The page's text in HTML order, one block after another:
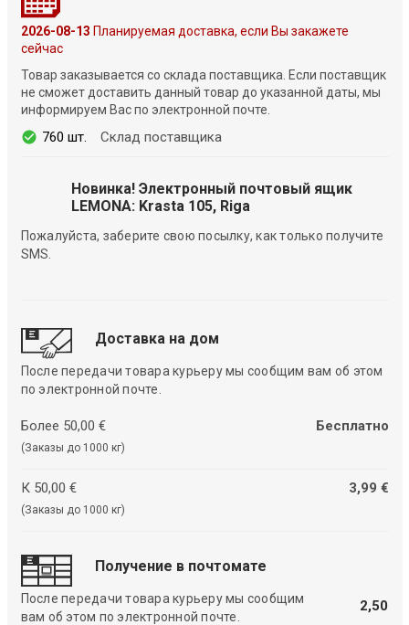
2026-08-13 Планируемая доставка, если Вы закажете
сейчас
Товар заказывается со склада поставщика. Если поставщик
не сможет доставить данный товар до указанной даты, мы
информируем Вас по электронной почте.
760 шт. Склад поставщика
Новинка! Электронный почтовый ящик
LEMONA: Krasta 105, Riga
Пожалуйста, заберите свою посылку, как только получите
SMS.
Доставка на дом
После передачи товара курьеру мы сообщим вам об этом
по электронной почте.
Более 50,00 €
(Заказы до 1000 кг)
Бесплатно
К 50,00 €
(Заказы до 1000 кг)
3,99 €
Получение в почтомате
После передачи товара курьеру мы сообщим
вам об этом по электронной почте.
2,50